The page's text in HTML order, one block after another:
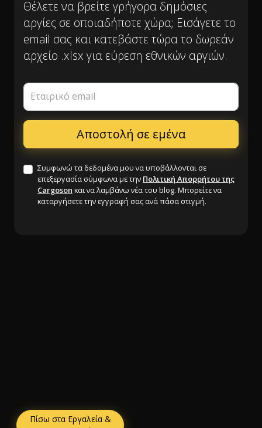
Θέλετε να βρείτε γρήγορα δημόσιες
αργίες σε οποιαδήποτε χώρα; Εισάγετε το
email σας και κατεβάστε τώρα το δωρεάν
αρχείο .xlsx για εύρεση εθνικών αργιών.
Εταιρικό email
Συμφωνώ τα δεδομένα μου να υποβάλλονται σε
επεξεργασία σύμφωνα με την Πολιτική Απορρήτου της
Cargoson και να λαμβάνω νέα του blog. Μπορείτε να
καταργήσετε την εγγραφή σας ανά πάσα στιγμή.
Πίσω στα Εργαλεία &